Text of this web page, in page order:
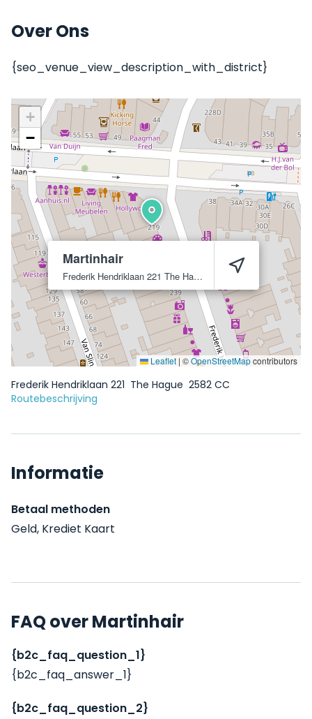
Over Ons
{seo_venue_view_description_with_district}
Martinhair
Frederik Hendriklaan 221 The Hague 2582 CC
+
−
Leaflet | ©OpenStreetMapcontributors
Frederik Hendriklaan 221 The Hague 2582 CC
Routebeschrijving
Informatie
Betaal methoden
Geld, Krediet Kaart
FAQ over Martinhair
{b2c_faq_question_1}
{b2c_faq_answer_1}
{b2c_faq_question_2}